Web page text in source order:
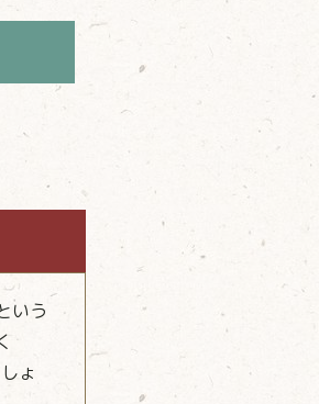
いう
ょ